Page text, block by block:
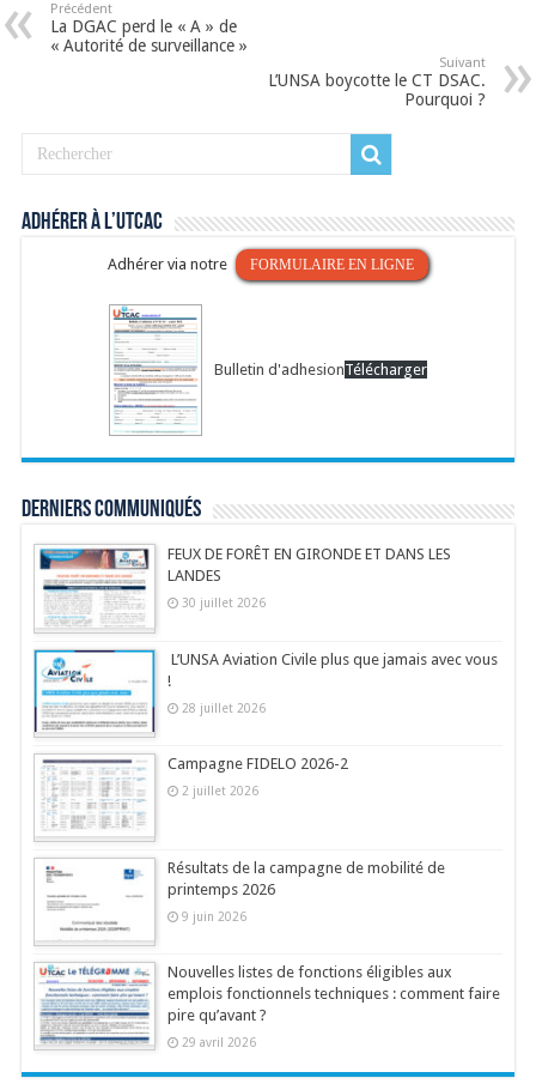
Précédent
La DGAC perd le « A » de
« Autorité de surveillance »
Suivant
L’UNSA boycotte le CT DSAC.
Pourquoi ?
Adhérer à l’UTCAC
Adhérer via notre FORMULAIRE EN LIGNE
Bulletin d'adhesionTélécharger
Derniers communiqués
FEUX DE FORÊT EN GIRONDE ET DANS LES
LANDES
30 juillet 2026
L’UNSA Aviation Civile plus que jamais avec vous
!
28 juillet 2026
Campagne FIDELO 2026-2
2 juillet 2026
Résultats de la campagne de mobilité de
printemps 2026
9 juin 2026
Nouvelles listes de fonctions éligibles aux
emplois fonctionnels techniques : comment faire
pire qu’avant ?
29 avril 2026